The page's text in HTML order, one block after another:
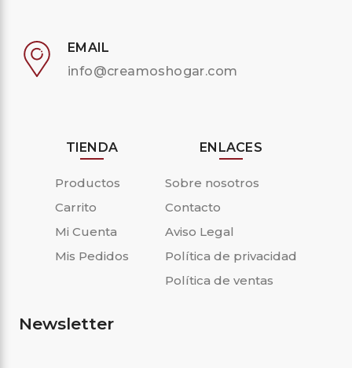
EMAIL
info@creamoshogar.com
TIENDA
Productos
Carrito
Mi Cuenta
Mis Pedidos
ENLACES
Sobre nosotros
Contacto
Aviso Legal
Política de privacidad
Política de ventas
Newsletter